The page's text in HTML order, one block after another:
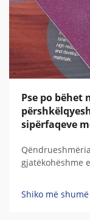
Pse po bëhet
sipërfaqeve
gjatëkohëshme
ndikimeve
mbrojtëse të
Shiko më shumë